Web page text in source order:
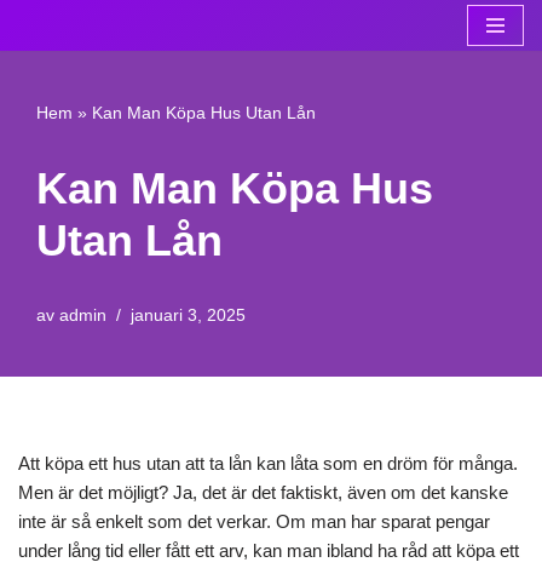
innehåll
Hem » Kan Man Köpa Hus Utan Lån
Kan Man Köpa Hus
Utan Lån
av admin januari 3, 2025
Att köpa ett hus utan att ta lån kan låta som en dröm för många.
Men är det möjligt? Ja, det är det faktiskt, även om det kanske
inte är så enkelt som det verkar. Om man har sparat pengar
under lång tid eller fått ett arv, kan man ibland ha råd att köpa ett